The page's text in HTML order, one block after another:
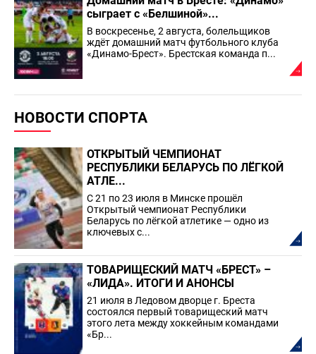
сыграет с «Белшиной»...
В воскресенье, 2 августа, болельщиков
ждёт домашний матч футбольного клуба
«Динамо-Брест». Брестская команда п...
НОВОСТИ СПОРТА
ОТКРЫТЫЙ ЧЕМПИОНАТ
РЕСПУБЛИКИ БЕЛАРУСЬ ПО ЛЁГКОЙ
АТЛЕ...
С 21 по 23 июля в Минске прошёл
Открытый чемпионат Республики
Беларусь по лёгкой атлетике — одно из
ключевых с...
ТОВАРИЩЕСКИЙ МАТЧ «БРЕСТ» –
«ЛИДА». ИТОГИ И АНОНСЫ
21 июля в Ледовом дворце г. Бреста
состоялся первый товарищеский матч
этого лета между хоккейным командами
«Бр...